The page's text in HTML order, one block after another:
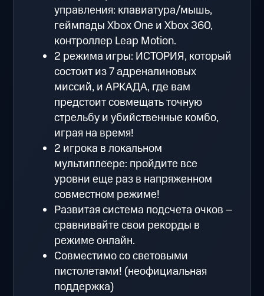
управления: клавиатура/мышь,
геймпады Xbox One и Xbox 360,
контроллер Leap Motion.
2 режима игры: ИСТОРИЯ, который
состоит из 7 адреналиновых
миссий, и АРКАДА, где вам
предстоит совмещать точную
стрельбу и убийственные комбо,
играя на время!
2 игрока в локальном
мультиплеере: пройдите все
уровни еще раз в напряженном
совместном режиме!
Развитая система подсчета очков –
сравнивайте свои рекорды в
режиме онлайн.
Совместимо со световыми
пистолетами! (неофициальная
поддержка)